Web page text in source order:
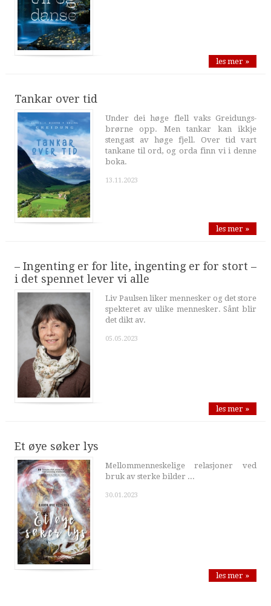
les mer »
Tankar over tid
Under dei høge flell vaks Greidungs-
brørne opp. Men tankar kan ikkje
stengast av høge fjell. Over tid vart
tankane til ord, og orda finn vi i denne
boka.
13.11.2023
les mer »
– Ingenting er for lite, ingenting er for stort –
i det spennet lever vi alle
Liv Paulsen liker mennesker og det store
spekteret av ulike mennesker. Sånt blir
det dikt av.
05.05.2023
les mer »
Et øye søker lys
Mellommenneskelige relasjoner ved
bruk av sterke bilder ...
30.01.2023
les mer »